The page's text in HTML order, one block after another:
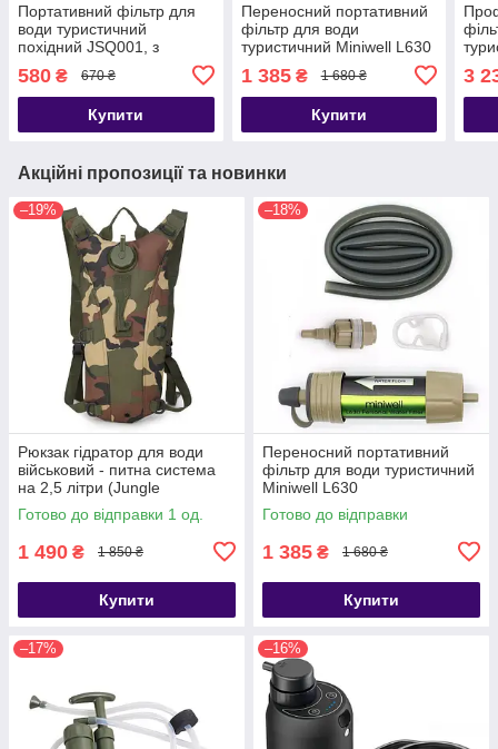
Портативний фільтр для
води туристичний
похідний JSQ001, з
580 ₴ 670 ₴
Купити
Переносний портативний
фільтр для води
туристичний Miniwell L630
1 385₴ 1 680 ₴
Купити
3
Акційні пропозиції та новинки
–19%
Рюкзак гідратор для води
військовий - питна система
на 2,5 літри (Jungle
camouflage)
Готово до відправки 1 од.
1 490 ₴ 1 850 ₴
Купити
–18%
Переносний портативний
фільтр для води туристичний
Miniwell L630
Готово до відправки
1 385 ₴ 1 680 ₴
Купити
–17% –16%